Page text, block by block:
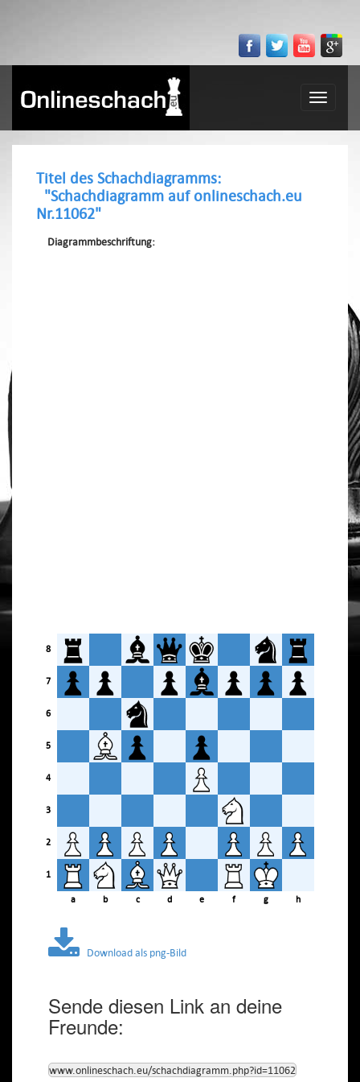
Toggle
Titel des Schachdiagramms:
"Schachdiagramm auf onlineschach.eu
Nr.11062"
Diagrammbeschriftung:
8
7
6
5
4
3
2
1
a b c d e f g h
Download als png-Bild
Sende diesen Link an deine
Freunde:
www.onlineschach.eu/schachdiagramm.php?id=11062